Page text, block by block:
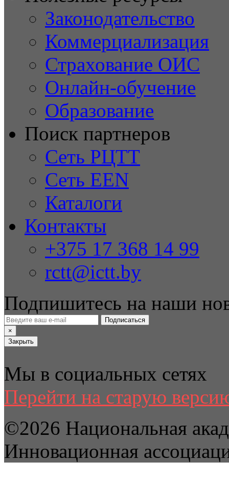
Законодательство
Коммерциализация
Страхование ОИС
Онлайн-обучение
Образование
Поиск партнеров
Сеть РЦТТ
Сеть EEN
Каталоги
Контакты
+375 17 368 14 99
rctt@ictt.by
Подпишитесь на наши
Подписаться
×
Закрыть
Мы в социальных сетях
Перейти на старую
©2026 Национальная
Инновационная